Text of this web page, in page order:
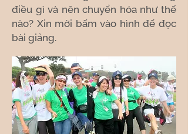
điều gì và nên chuyển hóa như thế
nào? Xin mời bấm vào hình để đọc
bài giảng.